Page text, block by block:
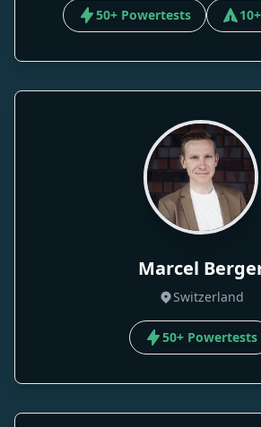
50+ Powertests
Marcel
Switzerland
50+ Powertests